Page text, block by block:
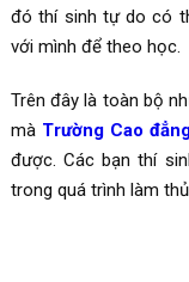
đó thí sinh tự do có
với mình để theo học.
Trên đây là toàn bộ
mà Trường Cao
được. Các bạn thí
trong quá trình làm